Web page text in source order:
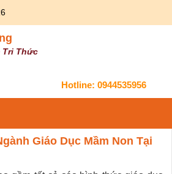
Tri Thức
Hotline: 0944535956
Giáo Dục Mầm Non Tại